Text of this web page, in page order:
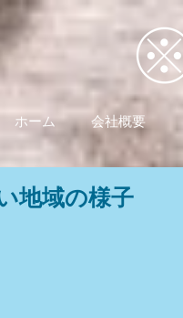
ホーム 会社概要
地域の様子